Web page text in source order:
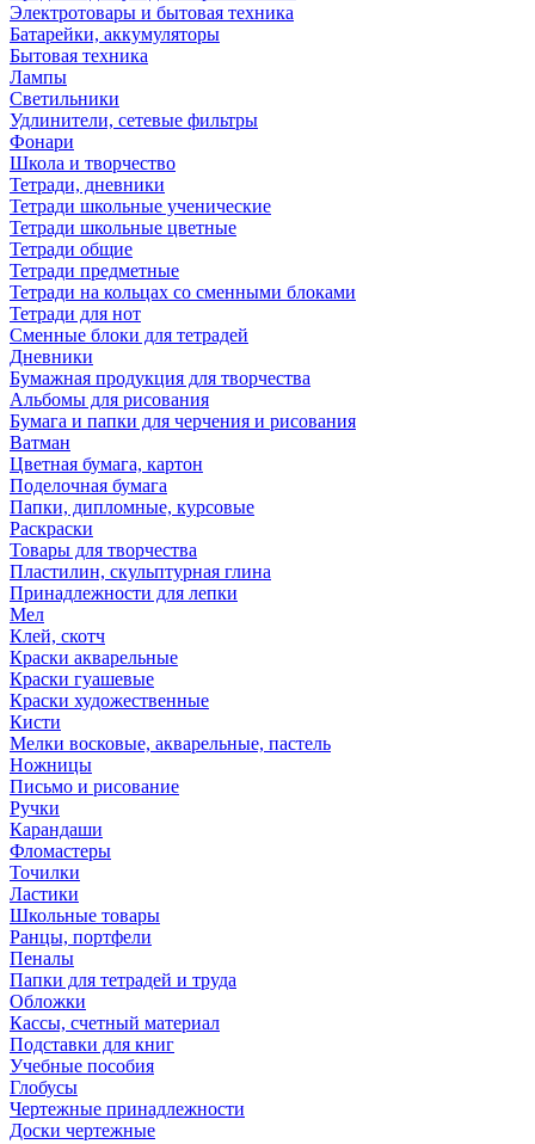
Электротовары и бытовая техника
Батарейки, аккумуляторы
Бытовая техника
Лампы
Светильники
Удлинители, сетевые фильтры
Фонари
Школа и творчество
Тетради, дневники
Тетради школьные ученические
Тетради школьные цветные
Тетради общие
Тетради предметные
Тетради на кольцах со сменными блоками
Тетради для нот
Сменные блоки для тетрадей
Дневники
Бумажная продукция для творчества
Альбомы для рисования
Бумага и папки для черчения и рисования
Ватман
Цветная бумага, картон
Поделочная бумага
Папки, дипломные, курсовые
Раскраски
Товары для творчества
Пластилин, скульптурная глина
Принадлежности для лепки
Мел
Клей, скотч
Краски акварельные
Краски гуашевые
Краски художественные
Кисти
Мелки восковые, акварельные, пастель
Ножницы
Письмо и рисование
Ручки
Карандаши
Фломастеры
Точилки
Ластики
Школьные товары
Ранцы, портфели
Пеналы
Папки для тетрадей и труда
Обложки
Кассы, счетный материал
Подставки для книг
Учебные пособия
Глобусы
Чертежные принадлежности
Доски чертежные